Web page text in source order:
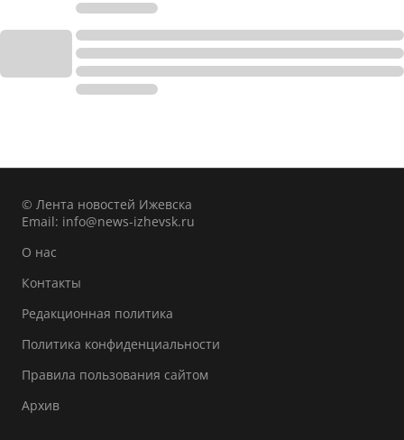
© Лента новостей Ижевска
Email: info@news-izhevsk.ru
О нас
Контакты
Редакционная политика
Политика конфиденциальности
Правила пользования сайтом
Архив